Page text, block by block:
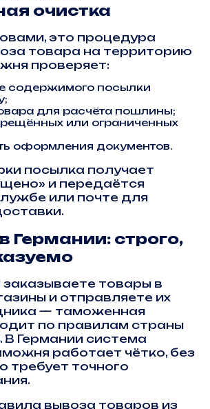
очистка
это процедура
товара на территорию
проверяет:
содержимого посылки
для расчёта пошлины;
или ограниченных
оформления документов.
посылка получает
и передаётся
или почте для
Германии: строго,
товары в
и отправляете их
— таможенная
по правилам страны
В Германии система
работает чётко, без
требует точного
вывоза товаров из